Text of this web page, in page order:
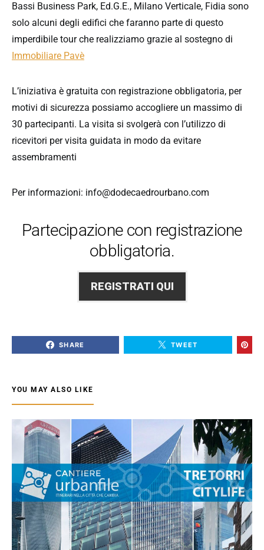
Bassi Business Park, Ed.G.E., Milano Verticale, Fidia sono
solo alcuni degli edifici che faranno parte di questo
imperdibile tour che realizziamo grazie al sostegno di
Immobiliare Pavè
L’iniziativa è gratuita con registrazione obbligatoria, per
motivi di sicurezza possiamo accogliere un massimo di
30 partecipanti. La visita si svolgerà con l’utilizzo di
ricevitori per visita guidata in modo da evitare
assembramenti
Per informazioni: info@dodecaedrourbano.com
Partecipazione con registrazione
obbligatoria.
REGISTRATI QUI
SHARE TWEET
YOU MAY ALSO LIKE